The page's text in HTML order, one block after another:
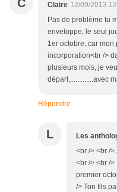
C Claire 12/09/2013
Pas de problème tu
enveloppe, le seul
1er octobre, car
incorporation<br />
plusieurs mois, je
départ,.............avec
Répondre
L Les
<br /> <br /
<br /> <br /
premier
/> Ton fils